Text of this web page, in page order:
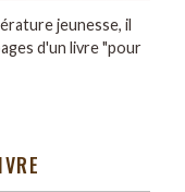
jeunesse, il
d'un livre "pour